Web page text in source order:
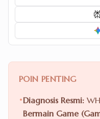
POIN PENTING
•Diagnosis Resmi:
Bermain Game